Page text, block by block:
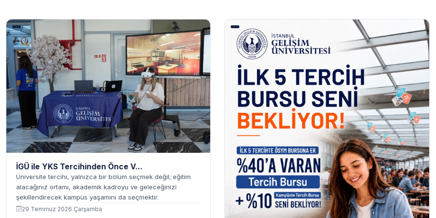
Blog Yazıları
İGÜ ile YKS Tercihinden Önce V...
Üniversite tercihi, yalnızca bir bölüm seçmek değil; eğitim
alacağınız ortamı, akademik kadroyu ve geleceğinizi
şekillendirecek kampüs yaşamını da seçmektir.
29 Temmuz 2026 Çarşamba